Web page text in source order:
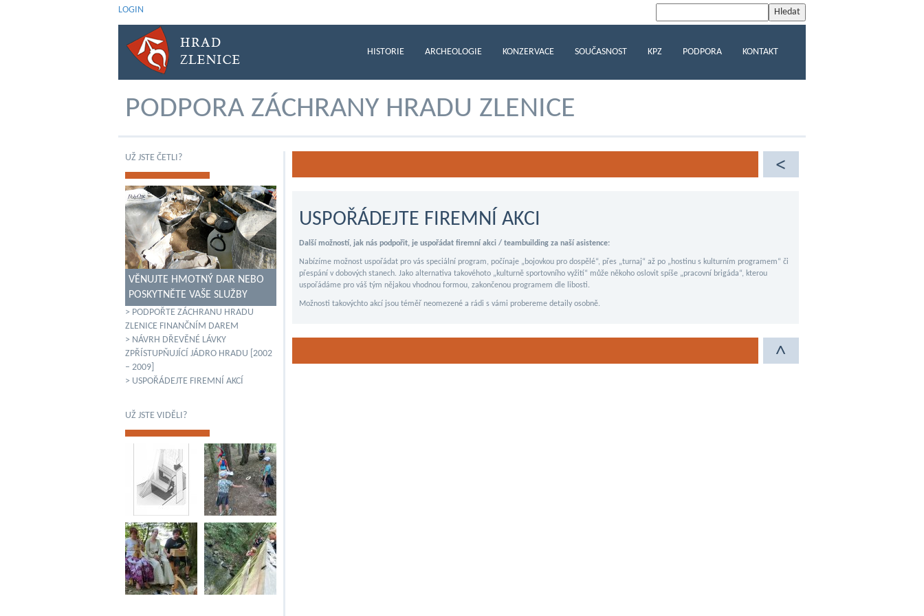
LOGIN
HISTORIE ARCHEOLOGIE KONZERVACE SOUČASNOST KPZ PODPORA KONTAKT
PODPORA ZÁCHRANY HRADU ZLENICE
UŽ JSTE ČETLI?
VĚNUJTE HMOTNÝ DAR NEBO
POSKYTNĚTE VAŠE SLUŽBY
> PODPOŘTE ZÁCHRANU HRADU
ZLENICE FINANČNÍM DAREM
> NÁVRH DŘEVĚNÉ LÁVKY
ZPŘÍSTUPŇUJÍCÍ JÁDRO HRADU [2002
– 2009]
> USPOŘÁDEJTE FIREMNÍ AKCÍ
UŽ JSTE VIDĚLI?
USPOŘÁDEJTE FIREMNÍ AKCI
Další možností, jak nás podpořit, je uspořádat firemní akci / teambuilding za naší asistence:
Nabízíme možnost uspořádat pro vás speciální program, počínaje „bojovkou pro dospělé“, přes „turnaj“ až po „hostinu s kulturním programem“ či
přespání v dobových stanech. Jako alternativa takovéhoto „kulturně sportovního vyžití“ může někoho oslovit spíše „pracovní brigáda“, kterou
uspořádáme pro váš tým nějakou vhodnou formou, zakončenou programem dle libosti.
Možnosti takovýchto akcí jsou téměř neomezené a rádi s vámi probereme detaily osobně.